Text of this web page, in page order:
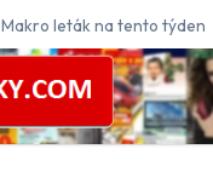
Makro leták na tento týden